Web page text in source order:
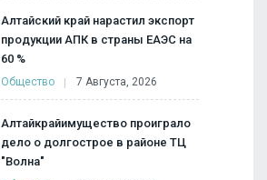
Алтайский край нарастил экспорт
продукции АПК в страны ЕАЭС на
60 %
Общество 7 Августа, 2026
Алтайкрайимущество проиграло
дело о долгострое в районе ТЦ
"Волна"